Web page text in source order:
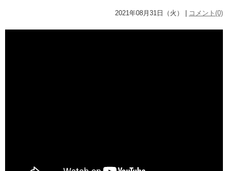
2021年08月31日（火） | コメント(0)